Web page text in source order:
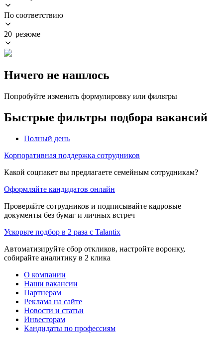
По соответствию
20 резюме
Ничего не нашлось
Попробуйте изменить формулировку или фильтры
Быстрые фильтры подбора вакансий
Полный день
Корпоративная поддержка сотрудников
Какой соцпакет вы предлагаете семейным сотрудникам?
Оформляйте кандидатов онлайн
Проверяйте сотрудников и подписывайте кадровые
документы без бумаг и личных встреч
Ускорьте подбор в 2 раза с Talantix
Автоматизируйте сбор откликов, настройте воронку,
собирайте аналитику в 2 клика
О компании
Наши вакансии
Партнерам
Реклама на сайте
Новости и статьи
Инвесторам
Кандидаты по профессиям